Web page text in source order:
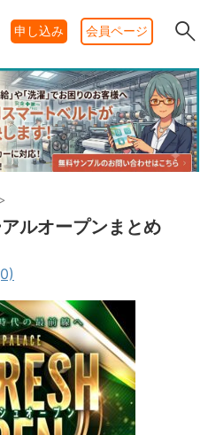
申し込み 会員ページ
>
ルオープンまとめ